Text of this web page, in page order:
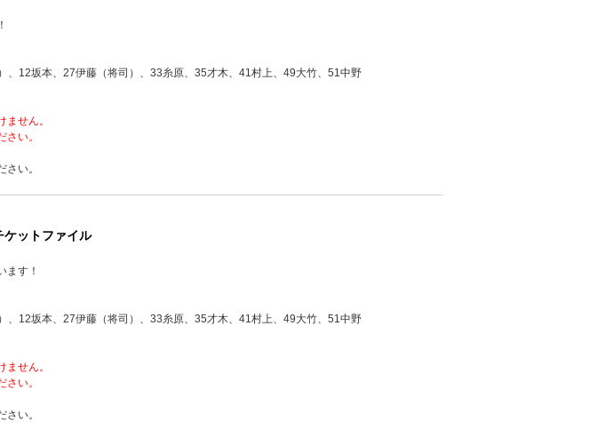
12坂本、27伊藤（将司）、33糸原、35才木、41村上、49大竹、51中野
せん。
い。
い。
ケットファイル
ます！
12坂本、27伊藤（将司）、33糸原、35才木、41村上、49大竹、51中野
せん。
い。
い。